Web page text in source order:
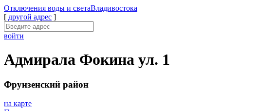
Отключения воды и светаВладивостока
[ другой адрес ]
войти
Адмирала Фокина ул. 1
Фрунзенский район
на карте